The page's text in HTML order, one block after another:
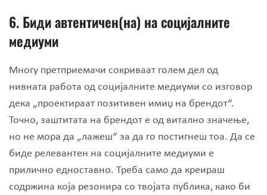
6. Биди автентичен(на) на социјалните
медиуми
Многу претприемачи сокриваат голем дел од
нивната работа од социјалните медиуми со изговор
дека „проектираат позитивен имиџ на брендот“.
Точно, заштитата на брендот е од витално значење,
но не мора да „лажеш“ за да го постигнеш тоа. Да се
биде релевантен на социјалните медиуми е
прилично едноставно. Треба само да креираш
содржина која резонира со твојата публика, како би